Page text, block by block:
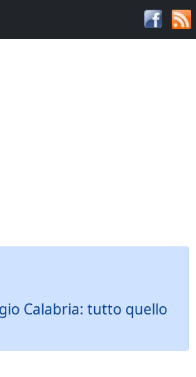
Calabria: tutto quello